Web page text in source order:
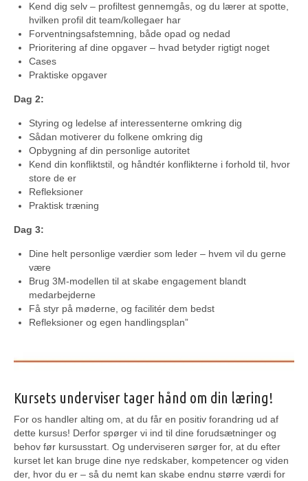
Kend dig selv – profiltest gennemgås, og du lærer at spotte,
hvilken profil dit team/kollegaer har
Forventningsafstemning, både opad og nedad
Prioritering af dine opgaver – hvad betyder rigtigt noget
Cases
Praktiske opgaver
Dag 2:
Styring og ledelse af interessenterne omkring dig
Sådan motiverer du folkene omkring dig
Opbygning af din personlige autoritet
Kend din konfliktstil, og håndtér konflikterne i forhold til, hvor
store de er
Refleksioner
Praktisk træning
Dag 3:
Dine helt personlige værdier som leder – hvem vil du gerne
være
Brug 3M-modellen til at skabe engagement blandt
medarbejderne
Få styr på møderne, og facilitér dem bedst
Refleksioner og egen handlingsplan”
Kursets underviser tager hånd om din læring!
For os handler alting om, at du får en positiv forandring ud af
dette kursus! Derfor spørger vi ind til dine forudsætninger og
behov før kursusstart. Og underviseren sørger for, at du efter
kurset let kan bruge dine nye redskaber, kompetencer og viden
der, hvor du er – så du nemt kan skabe endnu større værdi for